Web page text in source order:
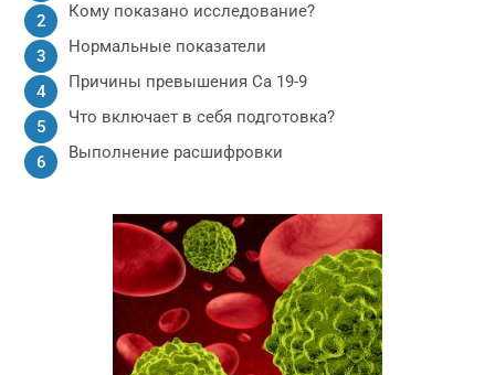
Кому показано исследование?
Нормальные показатели
Причины превышения Са 19-9
Что включает в себя подготовка?
Выполнение расшифровки